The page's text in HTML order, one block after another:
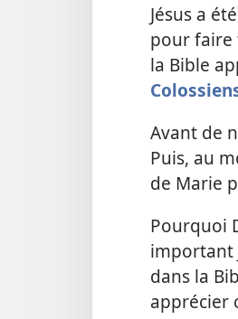
Jésus a
pour faire
la Bible
Avant de
Puis, au
de Marie
Pourquoi
important
dans la
apprécier